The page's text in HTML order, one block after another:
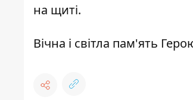
на щиті.
Вічна і світла пам'ять